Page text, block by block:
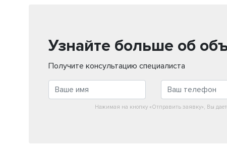
Узнайте больше об
Получите консультацию специалиста
Нажимая на кнопку «Отправить заявку», Вы